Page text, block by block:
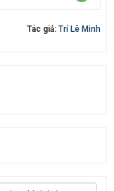
Tác giả: Trí Lê Minh